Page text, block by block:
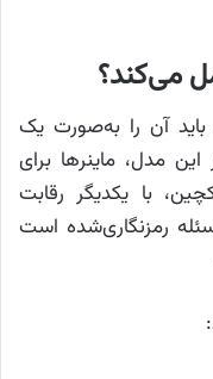
می‌کند؟
باید آن را به‌صورت یک
مدل، ماینرها برای
با یکدیگر رقابت
رمزنگاری‌شده است